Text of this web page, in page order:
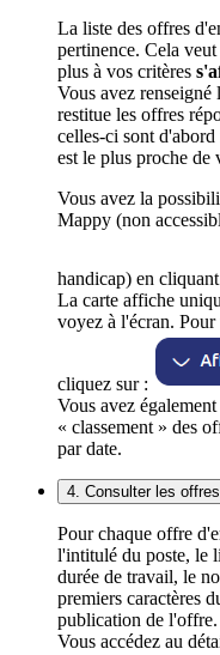
La liste des offres
pertinence. Cela
plus à vos critères
Vous avez
restitue les offres
celles-ci sont
est le plus proche de
Vous avez la
Mappy (non
handicap) en
La carte affiche
voyez à l'écran.
cliquez sur :
Vous avez
« classement » des
par date.
4. Consulter les
Pour chaque offre
l'intitulé du poste, le
durée de travail, le
premiers caractères
publication de l'offre.
Vous accédez au